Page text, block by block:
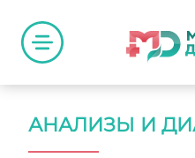
АНАЛИЗЫ И